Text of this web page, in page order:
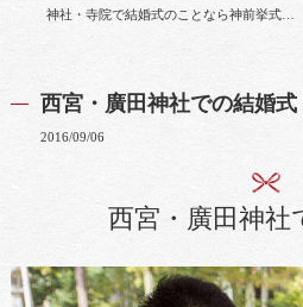
神社・寺院で結婚式のことなら神前挙式専門店三々九度
西宮・廣田神社での結婚式
2016/09/06
西宮・廣田神社